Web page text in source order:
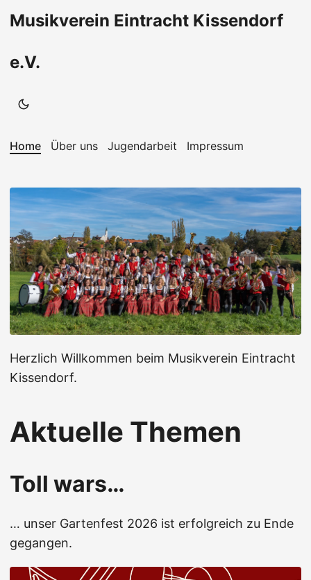
Musikverein Eintracht Kissendorf
e.V.
Home Über uns Jugendarbeit Impressum
Herzlich Willkommen beim Musikverein Eintracht
Kissendorf.
Aktuelle Themen
Toll wars…
… unser Gartenfest 2026 ist erfolgreich zu Ende
gegangen.